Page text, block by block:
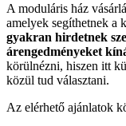
A moduláris ház
amelyek segíthetnek a
gyakran hirdetnek
árengedményeket
körülnézni, hiszen itt
közül tud választani.
Az elérhető ajánlatok